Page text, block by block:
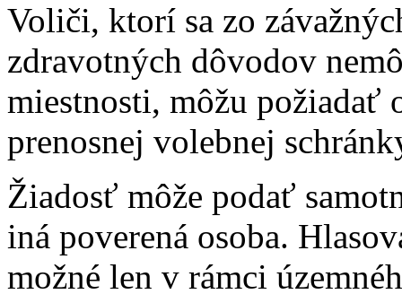
Voliči, ktorí sa zo
zdravotných dôvodov
miestnosti, môžu požiadať
prenosnej volebnej
Žiadosť môže podať
iná poverená osoba.
možné len v rámci